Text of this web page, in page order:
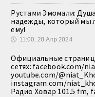
Рустами Эмомали:
надежды, который мы
ему!
🕔 11:00, 20.Апр 2024
Официальные
сетях: facebook.com/
youtube.com/
instagram.com/
Радио Ховар 101.5